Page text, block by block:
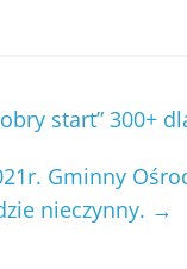
start” 300+
Gminny
nieczynny. →